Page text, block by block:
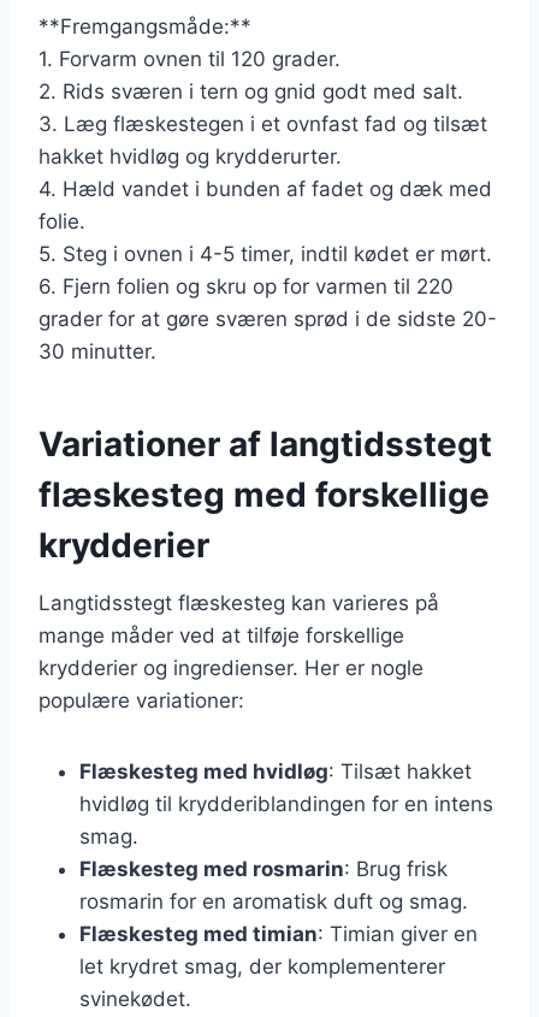
**Fremgangsmåde:**
1. Forvarm ovnen til 120 grader.
2. Rids sværen i tern og gnid godt med salt.
3. Læg flæskestegen i et ovnfast fad og tilsæt
hakket hvidløg og krydderurter.
4. Hæld vandet i bunden af fadet og dæk med
folie.
5. Steg i ovnen i 4-5 timer, indtil kødet er mørt.
6. Fjern folien og skru op for varmen til 220
grader for at gøre sværen sprød i de sidste 20-
30 minutter.
Variationer af langtidsstegt
flæskesteg med forskellige
krydderier
Langtidsstegt flæskesteg kan varieres på
mange måder ved at tilføje forskellige
krydderier og ingredienser. Her er nogle
populære variationer:
Flæskesteg med hvidløg: Tilsæt hakket
hvidløg til krydderiblandingen for en intens
smag.
Flæskesteg med rosmarin: Brug frisk
rosmarin for en aromatisk duft og smag.
Flæskesteg med timian: Timian giver en
let krydret smag, der komplementerer
svinekødet.